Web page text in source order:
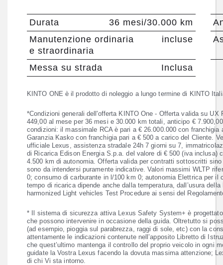
Durata 36 mesi/30.000 km
Manutenzione ordinaria
e straordinaria
incluse
Messa su strada Inclusa
KINTO ONE è il prodotto di noleggio a lungo termine di KINTO
*Condizioni generali dell'offerta KINTO One - Offerta valida su
449,00 al mese per 36 mesi e 30.000 km totali, anticipo €
condizioni: il massimale RCA è pari a € 26.000.000 con
Garanzia Kasko con franchigia pari a € 500 a carico del Cliente.
ufficiale Lexus, assistenza stradale 24h 7 giorni su 7,
di Ricarica Edison Energia S.p.a. del valore di € 500 (iva inclusa)
4.500 km di autonomia. Offerta valida per contratti sottoscritti
sono da intendersi puramente indicative. Valori massimi WLTP
0; consumo di carburante in l/100 km 0; autonomia Elettrica per
tempo di ricarica dipende anche dalla temperatura, dall’usura
harmonized Light vehicles Test Procedure ai sensi del
* Il sistema di sicurezza attiva Lexus Safety System+ è
che possono intervenire in occasione della guida. Oltretutto si
(ad esempio, pioggia sul parabrezza, raggi di sole, etc) con la
attentamente le indicazioni contenute nell’apposito Libretto di
che quest’ultimo mantenga il controllo del proprio veicolo in ogni
guidate la Vostra Lexus facendo la dovuta massima attenzione;
di chi Vi sta intorno.